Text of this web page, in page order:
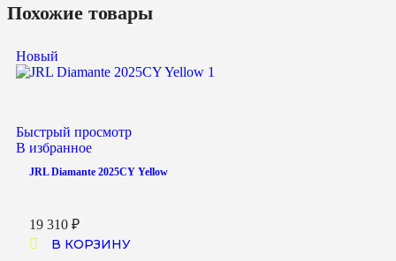
Похожие товары
Новый
Быстрый просмотр
В избранное
JRL Diamante 2025CY Yellow
19 310 ₽
В КОРЗИНУ